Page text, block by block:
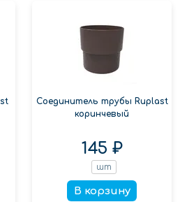
Соединитель трубы Ruplast
коринчевый
145 ₽
шт
В корзину